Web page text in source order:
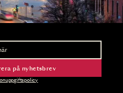
och biljettsläpp.
på nyhetsbrev